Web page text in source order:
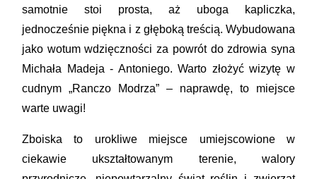
samotnie stoi prosta, aż uboga kapliczka,
jednocześnie piękna i z głęboką treścią. Wybudowana
jako wotum wdzięczności za powrót do zdrowia syna
Michała Madeja - Antoniego. Warto złożyć wizytę w
cudnym „Ranczo Modrza” – naprawdę, to miejsce
warte uwagi!
Zboiska to urokliwe miejsce umiejscowione w
ciekawie ukształtowanym terenie, walory